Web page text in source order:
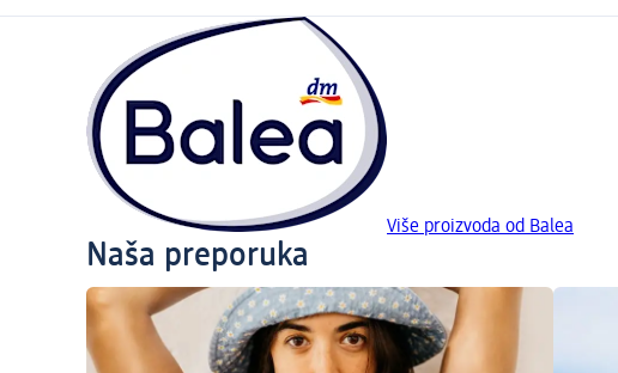
Više proizvoda od Balea
Naša preporuka